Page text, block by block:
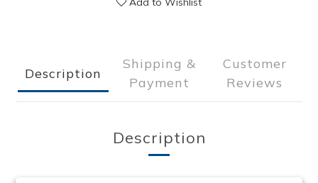
Description
Shipping &
Payment
Customer
Reviews
Description